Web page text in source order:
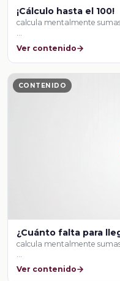
¡Cálculo hasta el 100!
calcula mentalmente
…
Ver contenido
CONTENIDO
¿Cuánto falta para
calcula mentalmente
Ver contenido